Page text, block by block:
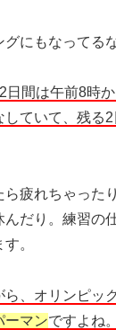
にもなってる
日間は午前8時
ていて、残る
ら疲れちゃった
んだり。練習の
。
ら、オリンピッ
ーマンですよね。